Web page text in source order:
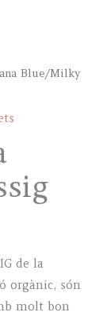
Blue/Milky
de la
orgànic, són
molt bon